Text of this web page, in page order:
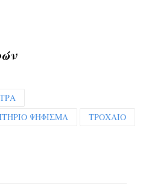
ΨΗΦΙΣΜΑ ΤΡΟΧΑΙΟ